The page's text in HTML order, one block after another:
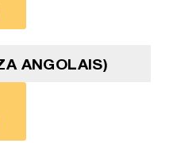
ANGOLAIS)